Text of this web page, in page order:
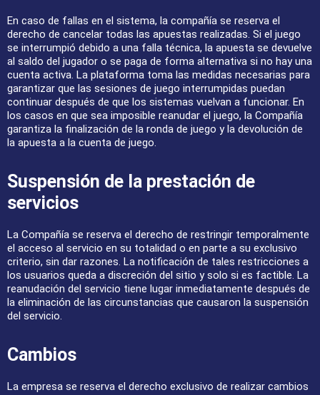
En caso de fallas en el sistema, la compañía se reserva el
derecho de cancelar todas las apuestas realizadas. Si el juego
se interrumpió debido a una falla técnica, la apuesta se devuelve
al saldo del jugador o se paga de forma alternativa si no hay una
cuenta activa. La plataforma toma las medidas necesarias para
garantizar que las sesiones de juego interrumpidas puedan
continuar después de que los sistemas vuelvan a funcionar. En
los casos en que sea imposible reanudar el juego, la Compañía
garantiza la finalización de la ronda de juego y la devolución de
la apuesta a la cuenta de juego.
Suspensión de la prestación de
servicios
La Compañía se reserva el derecho de restringir temporalmente
el acceso al servicio en su totalidad o en parte a su exclusivo
criterio, sin dar razones. La notificación de tales restricciones a
los usuarios queda a discreción del sitio y solo si es factible. La
reanudación del servicio tiene lugar inmediatamente después de
la eliminación de las circunstancias que causaron la suspensión
del servicio.
Cambios
La empresa se reserva el derecho exclusivo de realizar cambios